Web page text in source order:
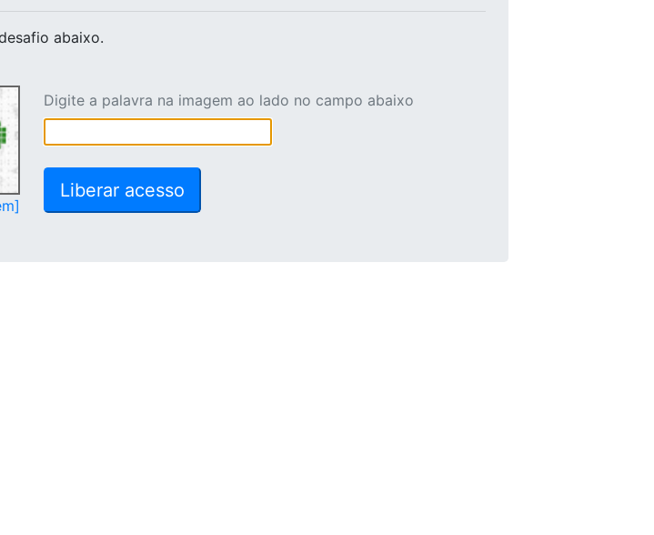
abaixo.
Digite a palavra na imagem ao lado no campo abaixo